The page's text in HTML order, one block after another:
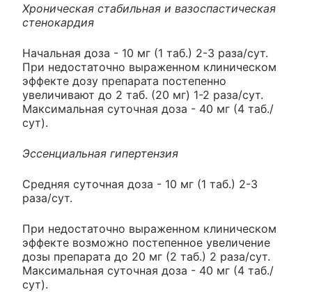
Хроническая стабильная и вазоспастическая
стенокардия
Начальная доза - 10 мг (1 таб.) 2-3 раза/сут.
При недостаточно выраженном клиническом
эффекте дозу препарата постепенно
увеличивают до 2 таб. (20 мг) 1-2 раза/сут.
Максимальная суточная доза - 40 мг (4 таб./
сут).
Эссенциальная гипертензия
Средняя суточная доза - 10 мг (1 таб.) 2-3
раза/сут.
При недостаточно выраженном клиническом
эффекте возможно постепенное увеличение
дозы препарата до 20 мг (2 таб.) 2 раза/сут.
Максимальная суточная доза - 40 мг (4 таб./
сут).